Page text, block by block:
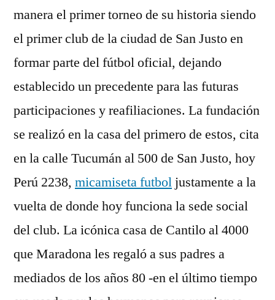
manera el primer torneo de su historia siendo
el primer club de la ciudad de San Justo en
formar parte del fútbol oficial, dejando
establecido un precedente para las futuras
participaciones y reafiliaciones. La fundación
se realizó en la casa del primero de estos, cita
en la calle Tucumán al 500 de San Justo, hoy
Perú 2238, micamiseta futbol justamente a la
vuelta de donde hoy funciona la sede social
del club. La icónica casa de Cantilo al 4000
que Maradona les regaló a sus padres a
mediados de los años 80 -en el último tiempo